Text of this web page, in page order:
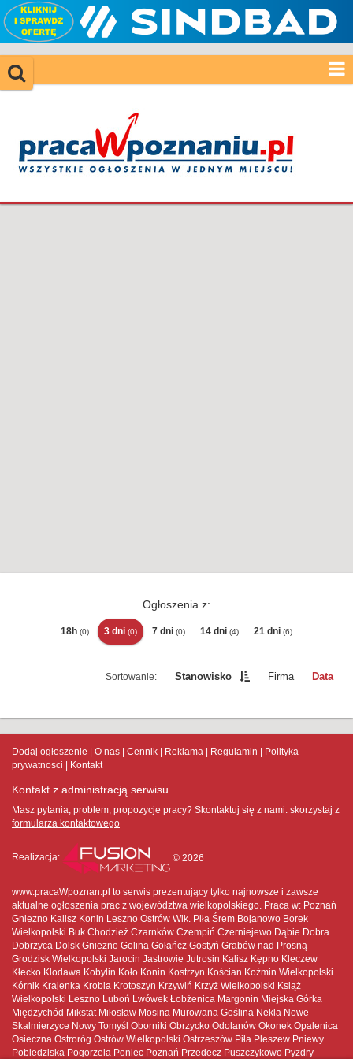
Ogłoszenia z:
18h (0) 3 dni (0) 7 dni (0) 14 dni (4) 21 dni (6)
Stanowisko Firma Data
Dodaj ogłoszenie O nas Cennik Reklama Regulamin
Polityka
prywatnosci
Kontakt
Kontakt z administracją serwisu
Masz pytania, problem, propozycje pracy? Skontaktuj się z nami: skorzystaj z
formularza kontaktowego
Realizacja: © 2026
www.pracaWpoznan.pl to serwis prezentujący tylko najnowsze i zawsze
aktualne ogłoszenia prac z województwa wielkopolskiego. Praca w: Poznań
Gniezno Kalisz Konin Leszno Ostrów Wlk. Piła Śrem Bojanowo Borek
Wielkopolski Buk Chodzież Czarnków Czempiń Czerniejewo Dąbie Dobra
Dobrzyca Dolsk Gniezno Golina Gołańcz Gostyń Grabów nad Prosną
Grodzisk Wielkopolski Jarocin Jastrowie Jutrosin Kalisz Kępno Kleczew
Kłecko Kłodawa Kobylin Koło Konin Kostrzyn Kościan Koźmin Wielkopolski
Kórnik Krajenka Krobia Krotoszyn Krzywiń Krzyż Wielkopolski Książ
Wielkopolski Leszno Luboń Lwówek Łobżenica Margonin Miejska Górka
Międzychód Mikstat Miłosław Mosina Murowana Goślina Nekla Nowe
Skalmierzyce Nowy Tomyśl Oborniki Obrzycko Odolanów Okonek Opalenica
Osieczna Ostroróg Ostrów Wielkopolski Ostrzeszów Piła Pleszew Pniewy
Pobiedziska Pogorzela Poniec Poznań Przedecz Puszczykowo Pyzdry